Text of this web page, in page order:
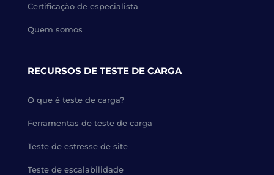
Certificação de especialista
Quem somos
RECURSOS DE TESTE DE CARGA
O que é teste de carga?
Ferramentas de teste de carga
Teste de estresse de site
Teste de escalabilidade